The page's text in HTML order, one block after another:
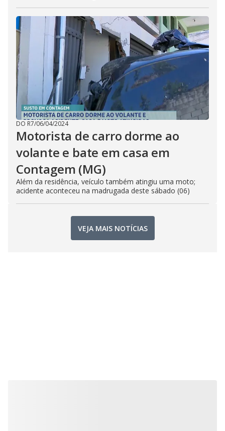
DO R7/06/04/2024
Motorista de carro dorme ao
volante e bate em casa em
Contagem (MG)
Além da residência, veículo também atingiu uma moto;
acidente aconteceu na madrugada deste sábado (06)
VEJA MAIS NOTÍCIAS